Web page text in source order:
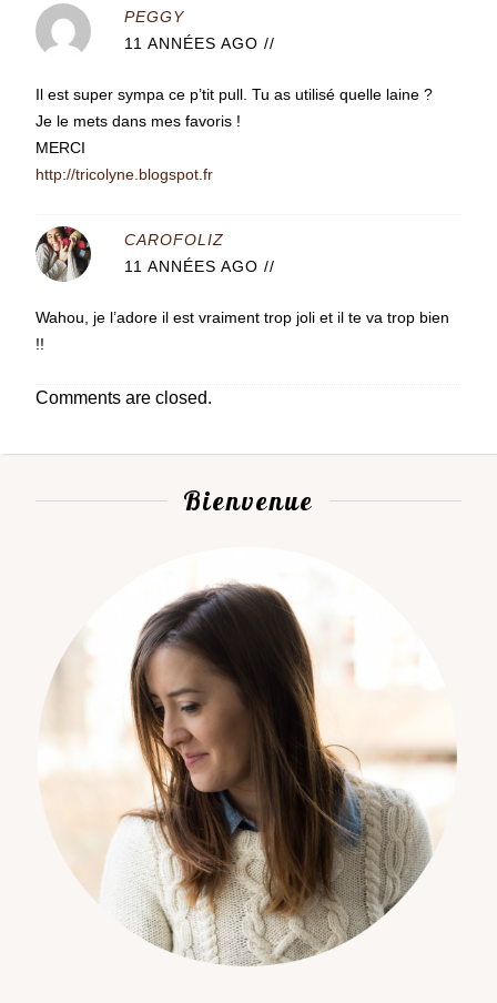
PEGGY
11 ANNÉES AGO //
Il est super sympa ce p’tit pull. Tu as utilisé quelle laine ?
Je le mets dans mes favoris !
MERCI
http://tricolyne.blogspot.fr
CAROFOLIZ
11 ANNÉES AGO //
Wahou, je l’adore il est vraiment trop joli et il te va trop bien
!!
Comments are closed.
Bienvenue